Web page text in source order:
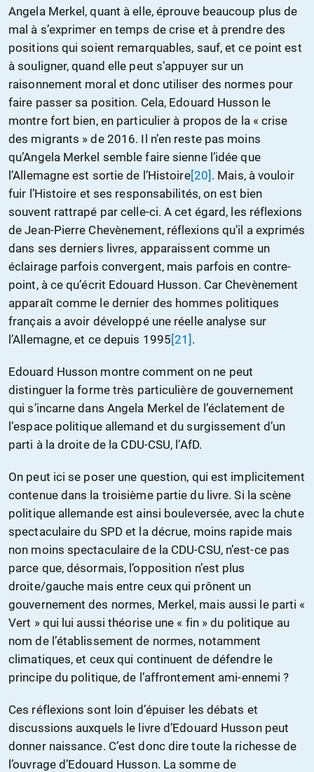
Angela Merkel, quant à elle, éprouve beaucoup plus de
mal à s’exprimer en temps de crise et à prendre des
positions qui soient remarquables, sauf, et ce point est
à souligner, quand elle peut s’appuyer sur un
raisonnement moral et donc utiliser des normes pour
faire passer sa position. Cela, Edouard Husson le
montre fort bien, en particulier à propos de la « crise
des migrants » de 2016. Il n’en reste pas moins
qu’Angela Merkel semble faire sienne l’idée que
l’Allemagne est sortie de l’Histoire[20] . Mais, à vouloir
fuir l’Histoire et ses responsabilités, on est bien
souvent rattrapé par celle-ci. A cet égard, les réflexions
de Jean-Pierre Chevènement, réflexions qu’il a exprimés
dans ses derniers livres, apparaissent comme un
éclairage parfois convergent, mais parfois en contre-
point, à ce qu’écrit Edouard Husson. Car Chevènement
apparaît comme le dernier des hommes politiques
français a avoir développé une réelle analyse sur
l’Allemagne, et ce depuis 1995 [21] .
Edouard Husson montre comment on ne peut
distinguer la forme très particulière de gouvernement
qui s’incarne dans Angela Merkel de l’éclatement de
l’espace politique allemand et du surgissement d’un
parti à la droite de la CDU-CSU, l’AfD.
On peut ici se poser une question, qui est implicitement
contenue dans la troisième partie du livre. Si la scène
politique allemande est ainsi bouleversée, avec la chute
spectaculaire du SPD et la décrue, moins rapide mais
non moins spectaculaire de la CDU-CSU, n’est-ce pas
parce que, désormais, l’opposition n’est plus
droite/gauche mais entre ceux qui prônent un
gouvernement des normes, Merkel, mais aussi le parti «
Vert » qui lui aussi théorise une « fin » du politique au
nom de l’établissement de normes, notamment
climatiques, et ceux qui continuent de défendre le
principe du politique, de l’affrontement ami-ennemi ?
Ces réflexions sont loin d’épuiser les débats et
discussions auxquels le livre d’Edouard Husson peut
donner naissance. C’est donc dire toute la richesse de
l’ouvrage d’Edouard Husson. La somme de